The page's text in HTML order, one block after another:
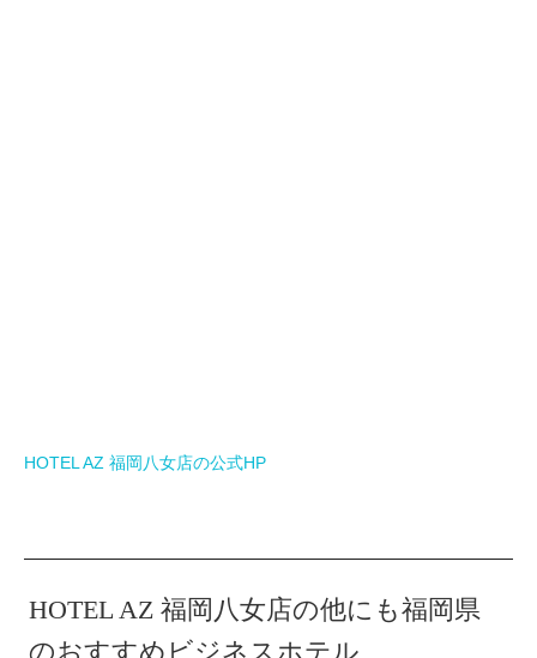
HOTEL AZ 福岡八女店の公式HP
HOTEL AZ 福岡八女店の他にも福岡県
のおすすめビジネスホテル